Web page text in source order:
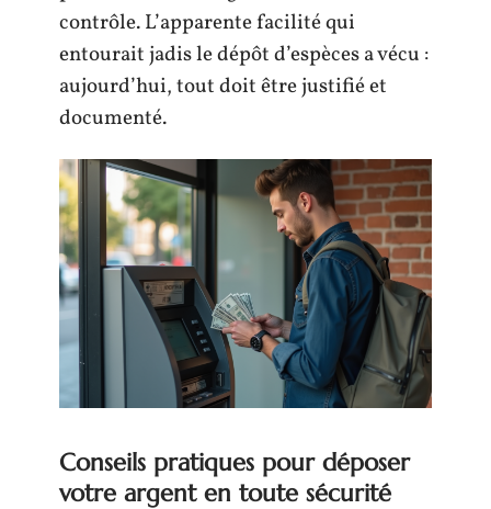
contrôle. L’apparente facilité qui
entourait jadis le dépôt d’espèces a vécu :
aujourd’hui, tout doit être justifié et
documenté.
Conseils pratiques pour déposer
votre argent en toute sécurité